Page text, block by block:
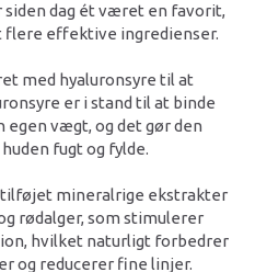
siden dag ét været en favorit,
flere effektive ingredienser.
med hyaluronsyre til at
er i stand til at binde
egen vægt, og det gør den
fugt og fylde.
tilføjet mineralrige ekstrakter
rødalger, som stimulerer
hvilket naturligt forbedrer
og reducerer fine linjer.